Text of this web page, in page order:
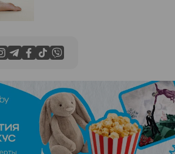
САЙТЕ